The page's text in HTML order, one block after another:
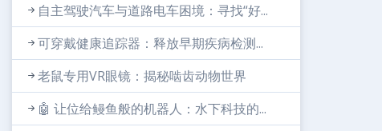
自主驾驶汽车与道路电车困境：寻找“好...
可穿戴健康追踪器：释放早期疾病检测...
老鼠专用VR眼镜：揭秘啮齿动物世界
🤖 让位给鳗鱼般的机器人：水下科技的...